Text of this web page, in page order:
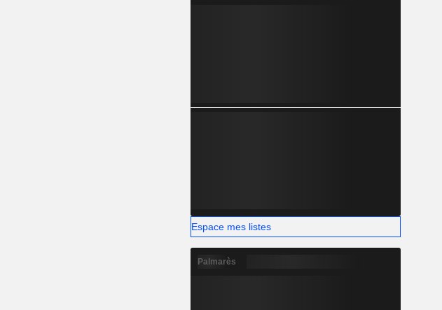
Espace mes listes
Palmarès